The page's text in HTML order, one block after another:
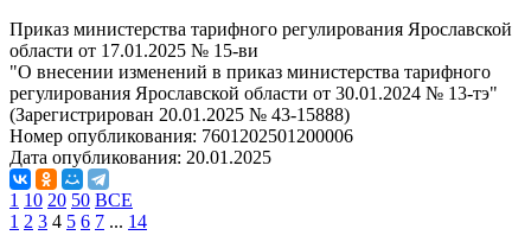
Приказ министерства тарифного регулирования Ярославской
области от 17.01.2025 № 15-ви
"О внесении изменений в приказ министерства тарифного
регулирования Ярославской области от 30.01.2024 № 13-тэ"
(Зарегистрирован 20.01.2025 № 43-15888)
Номер опубликования: 7601202501200006
Дата опубликования: 20.01.2025
1 10 20 50 ВСЕ
1 2 3 4 5 6 7 ... 14